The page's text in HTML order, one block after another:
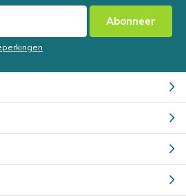
Abonneer